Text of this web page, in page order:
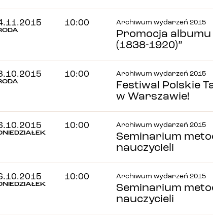
10:00 Archiwum wydarzeń 2015
Promocja
(1838-1920)”
10:00 Archiwum wydarzeń 2015
Festiwal Polskie
w Warszawie!
10:00 Archiwum wydarzeń 2015
Seminarium
nauczycieli
10:00 Archiwum wydarzeń 2015
Seminarium
nauczycieli